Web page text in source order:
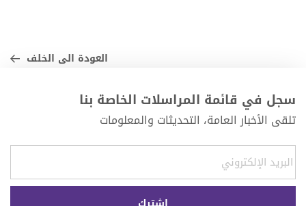
العودة الى الخلف
سجل في قائمة المراسلات الخاصة بنا
تلقى الأخبار العامة، التحديثات والمعلومات